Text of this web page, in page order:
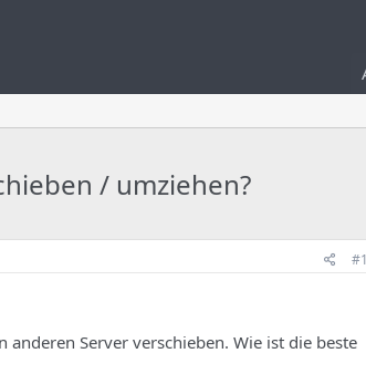
/ umziehen?
#1
Server verschieben. Wie ist die beste